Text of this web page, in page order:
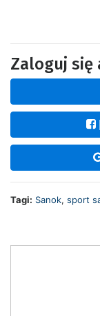
Zaloguj się
Tagi: Sanok, sport